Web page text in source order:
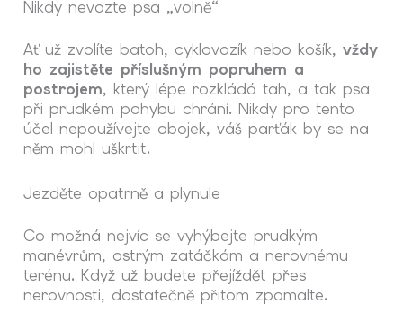
Nikdy nevozte psa „volně“
Ať už zvolíte batoh, cyklovozík nebo košík,vždy
ho zajistěte příslušným popruhem a
postrojem, který lépe rozkládá tah, a tak psa
při prudkém pohybu chrání. Nikdy pro tento
účel nepoužívejte obojek, váš parťák by se na
něm mohl uškrtit.
Jezděte opatrně a plynule
Co možná nejvíc se vyhýbejte prudkým
manévrům, ostrým zatáčkám a nerovnému
terénu. Když už budete přejíždět přes
nerovnosti, dostatečně přitom zpomalte.